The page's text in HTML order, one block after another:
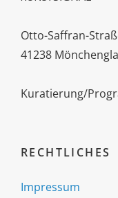
Otto-Saffran-
41238
Kuratierung/
RECHTLICHES
Impressum